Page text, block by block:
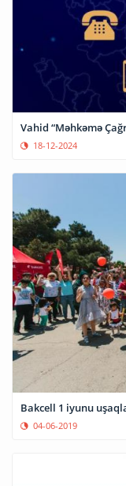
Vahid “Məhkəmə
18-12-2024
Bakcell 1 iyunu
04-06-2019